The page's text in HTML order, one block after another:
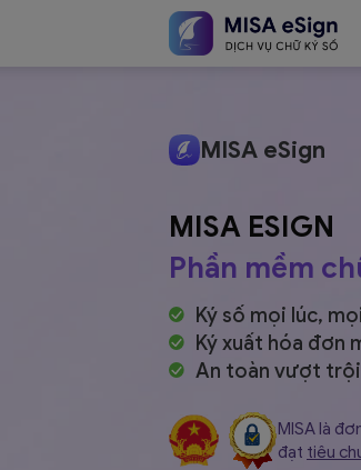
ký
số
MISA eSign
MISA ESIGN
Phần mềm
Ký số mọi lúc,
Ký xuất hóa đơn
An toàn vượt
MISA là
đạt tiêu